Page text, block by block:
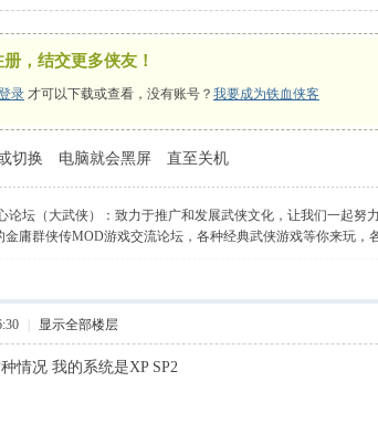
，结交更多侠友！
录 才可以下载或查看，没有账号？ 我要成为铁血侠客
切换 电脑就会黑屏 直至关机
论坛（大武侠）：致力于推广和发展武侠文化，让我们一起努
庸群侠传MOD游戏交流论坛，各种经典武侠游戏等你来玩，
显示全部楼层
情况 我的系统是XP SP2